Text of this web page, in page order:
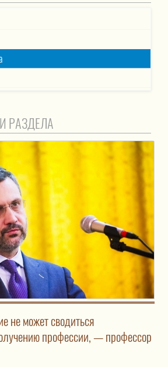
РАЗДЕЛА
не может сводиться
профессии, — профессор